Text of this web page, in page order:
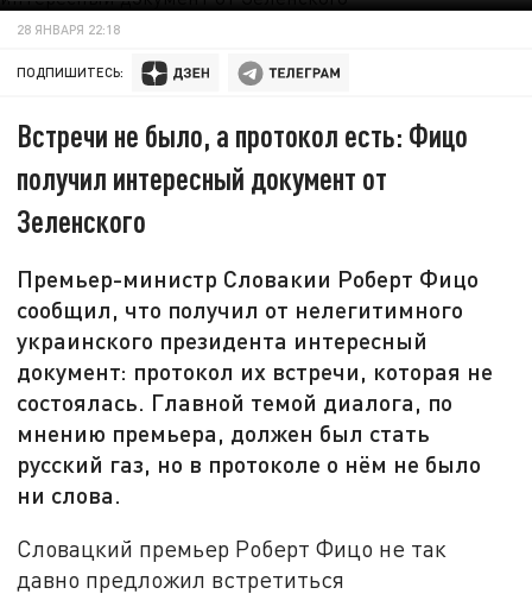
28 ЯНВАРЯ 22:18
ПОДПИШИТЕСЬ:
Встречи не было, а протокол есть: Фицо
получил интересный документ от
Зеленского
Премьер-министр Словакии Роберт Фицо
сообщил, что получил от нелегитимного
украинского президента интересный
документ: протокол их встречи, которая не
состоялась. Главной темой диалога, по
мнению премьера, должен был стать
русский газ, но в протоколе о нём не было
ни слова.
Словацкий премьер Роберт Фицо не так
давно предложил встретиться